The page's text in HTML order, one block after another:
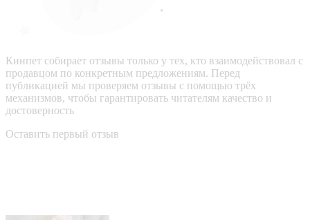
Кинпет собирает отзывы только у тех, кто взаимодействовал с
продавцом по конкретным предложениям. Перед
публикацией мы проверяем отзывы с помощью трёх
механизмов, чтобы гарантировать читателям качество и
достоверность
Оставить первый отзыв